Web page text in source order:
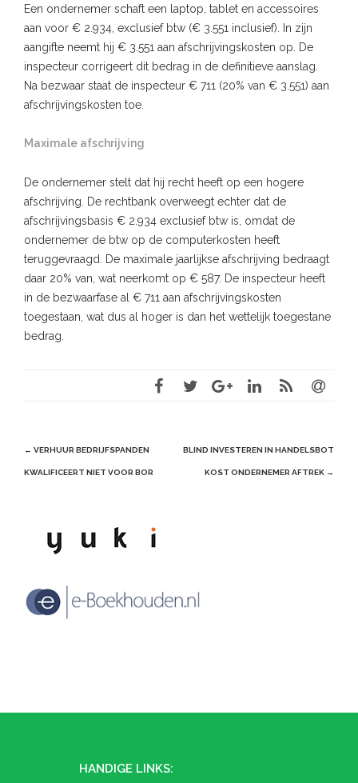
Een ondernemer schaft een laptop, tablet en accessoires
aan voor € 2.934, exclusief btw (€ 3.551 inclusief). In zijn
aangifte neemt hij € 3.551 aan afschrijvingskosten op. De
inspecteur corrigeert dit bedrag in de definitieve aanslag.
Na bezwaar staat de inspecteur € 711 (20% van € 3.551) aan
afschrijvingskosten toe.
Maximale afschrijving
De ondernemer stelt dat hij recht heeft op een hogere
afschrijving. De rechtbank overweegt echter dat de
afschrijvingsbasis € 2.934 exclusief btw is, omdat de
ondernemer de btw op de computerkosten heeft
teruggevraagd. De maximale jaarlijkse afschrijving bedraagt
daar 20% van, wat neerkomt op € 587. De inspecteur heeft
in de bezwaarfase al € 711 aan afschrijvingskosten
toegestaan, wat dus al hoger is dan het wettelijk toegestane
bedrag.
Post
navigation
← VERHUUR BEDRIJFSPANDEN
KWALIFICEERT NIET VOOR BOR
BLIND INVESTEREN IN HANDELSBOT
KOST ONDERNEMER AFTREK →
HANDIGE LINKS: